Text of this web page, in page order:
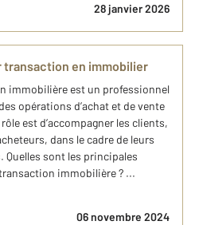
28 janvier 2026
en immobilier
immobilière est un professionnel
opérations d’achat et de vente
est d’accompagner les clients,
dans le cadre de leurs
sont les principales
immobilière ? ...
06 novembre 2024